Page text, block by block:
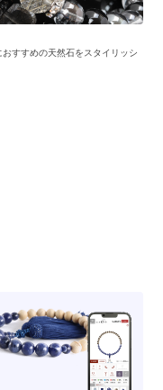
おすすめの天然石をスタイリッシ